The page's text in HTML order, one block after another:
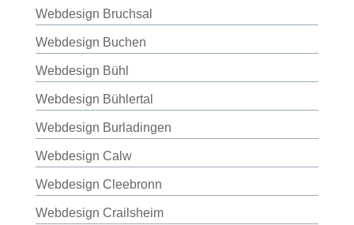
Webdesign Bruchsal
Webdesign Buchen
Webdesign Bühl
Webdesign Bühlertal
Webdesign Burladingen
Webdesign Calw
Webdesign Cleebronn
Webdesign Crailsheim